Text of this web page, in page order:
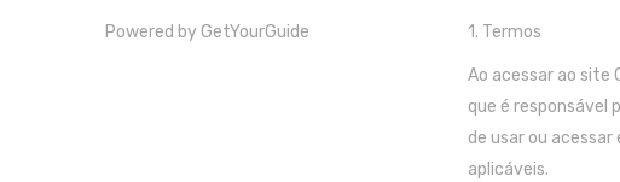
Powered byGetYourGuide 1. Termos
Ao acessar ao site
que é responsável
de usar ou
aplicáveis.